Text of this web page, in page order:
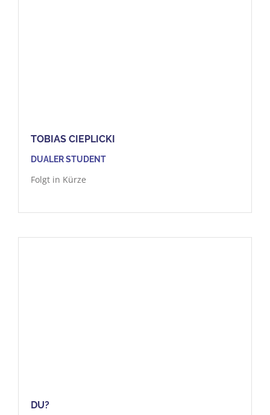
TOBIAS CIEPLICKI
DUALER STUDENT
Folgt in Kürze
DU?